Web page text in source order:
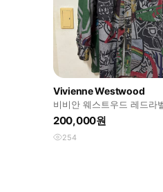
Vivienne Westwood
비비안 웨스트우드 레드라
데님 셔츠
200,000원
254